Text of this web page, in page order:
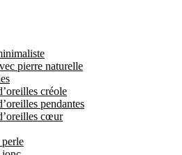
pierre naturelle
créole
pendantes
cœur